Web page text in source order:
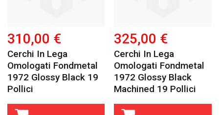
310,00 €
Cerchi In Lega
Omologati Fondmetal
1972 Glossy Black 19
Pollici
325,00 €
Cerchi In Lega
Omologati Fondmetal
1972 Glossy Black
Machined 19 Pollici